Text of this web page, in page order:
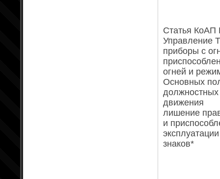
Статья КоАП
Управление
приборы с
огней и
Основных
должностных
движения
лишение
и
знаков*